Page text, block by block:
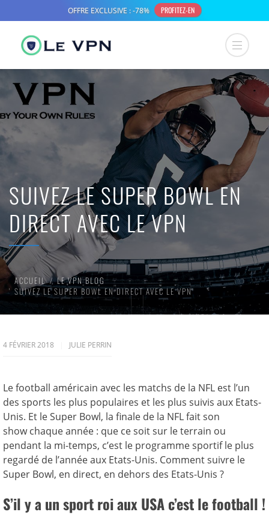
SUIVEZ LE SUPER BOWL EN
DIRECT AVEC LE VPN
ACCUEIL
LE VPN BLOG
SUIVEZ LE SUPER BOWL EN DIRECT AVEC LE VPN
4 FÉVRIER 2018 JULIE PERRIN
Le football américain avec les matchs de la NFL est l’un
des sports les plus populaires et les plus suivis aux Etats-
Unis. Et le Super Bowl, la finale de la NFL fait son
show chaque année : que ce soit sur le terrain ou
pendant la mi-temps, c’est le programme sportif le plus
regardé de l’année aux Etats-Unis. Comment suivre le
Super Bowl, en direct, en dehors des Etats-Unis ?
S’il y a un sport roi aux USA c’est le football !